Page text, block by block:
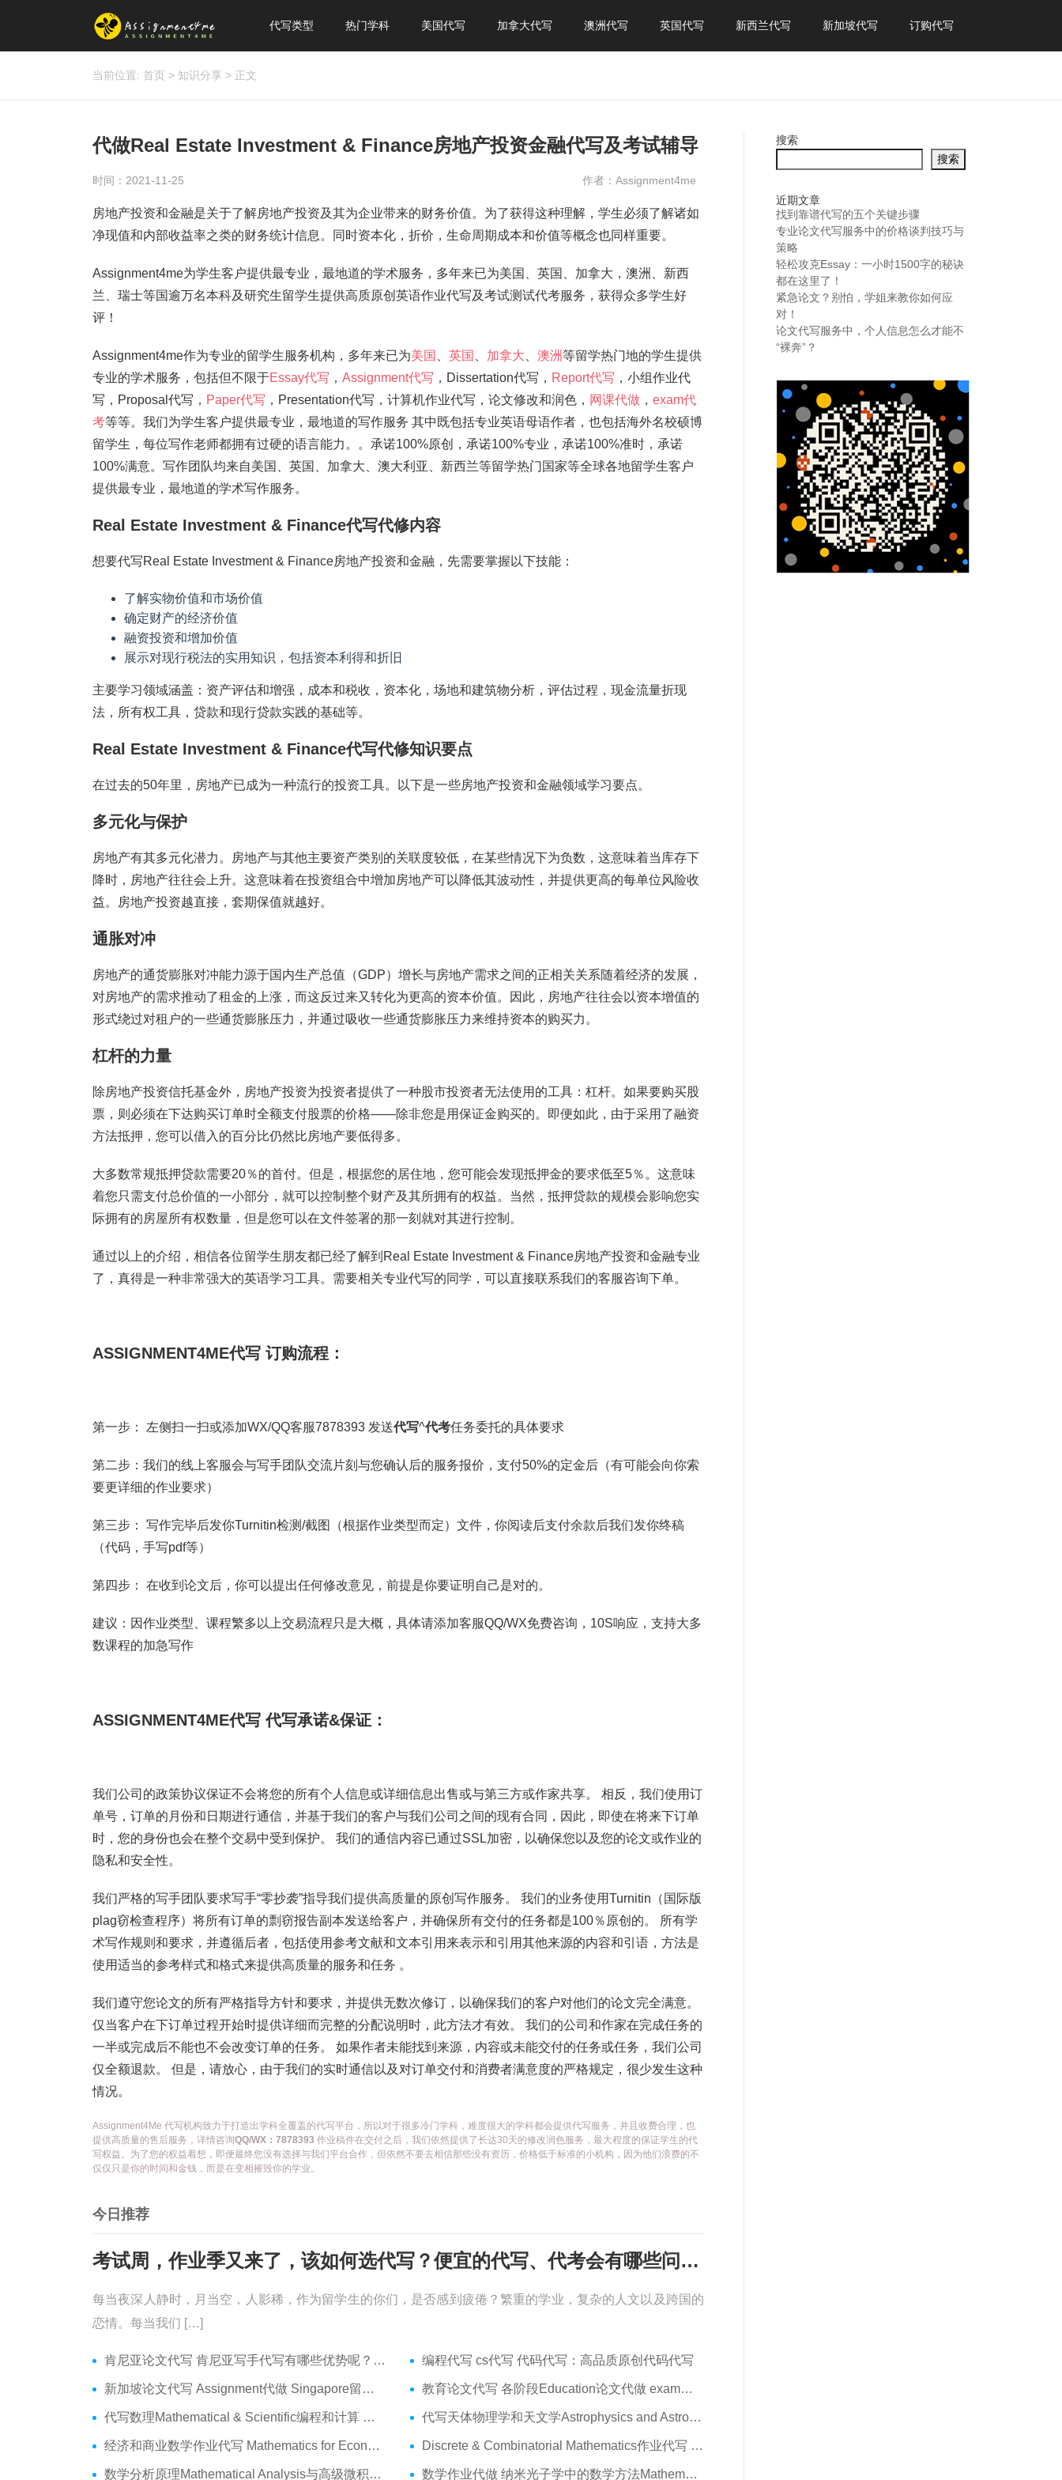
代写类型 热门学科 美国代写 加拿大代写 澳洲代写 英国代写 新西兰代写 新加坡代写 订购代写
当前位置: 首页 > 知识分享 > 正文
代做Real Estate Investment & Finance房地产投资金融代写及考试辅导
时间：2021-11-25 作者：Assignment4me
房地产投资和金融是关于了解房地产投资及其为企业带来的财务价值。为了获得这种理解，学生必须了解诸如
净现值和内部收益率之类的财务统计信息。同时资本化，折价，生命周期成本和价值等概念也同样重要。
Assignment4me为学生客户提供最专业，最地道的学术服务，多年来已为美国、英国、加拿大，澳洲、新西
兰、瑞士等国逾万名本科及研究生留学生提供高质原创英语作业代写及考试测试代考服务，获得众多学生好
评！
Assignment4me作为专业的留学生服务机构，多年来已为美国 英国 加拿大 澳洲等留学热门地的学生提供
专业的学术服务，包括但不限于Essay代写 ， Assignment代写 ，Dissertation代写， Report代写 ，小组作业代
写，Proposal代写， Paper代写 ，Presentation代写，计算机作业代写，论文修改和润色， 网课代做 ， exam代
考等等。我们为学生客户提供最专业，最地道的写作服务 其中既包括专业英语母语作者，也包括海外名校硕博
留学生，每位写作老师都拥有过硬的语言能力。。承诺100%原创，承诺100%专业，承诺100%准时，承诺
100%满意。写作团队均来自美国、英国、加拿大、澳大利亚、新西兰等留学热门国家等全球各地留学生客户
提供最专业，最地道的学术写作服务。
Real Estate Investment & Finance代写代修内容
想要代写Real Estate Investment & Finance房地产投资和金融，先需要掌握以下技能：
了解实物价值和市场价值
确定财产的经济价值
融资投资和增加价值
展示对现行税法的实用知识，包括资本利得和折旧
主要学习领域涵盖：资产评估和增强，成本和税收，资本化，场地和建筑物分析，评估过程，现金流量折现
法，所有权工具，贷款和现行贷款实践的基础等。
Real Estate Investment & Finance代写代修知识要点
在过去的50年里，房地产已成为一种流行的投资工具。以下是一些房地产投资和金融领域学习要点。
多元化与保护
房地产有其多元化潜力。房地产与其他主要资产类别的关联度较低，在某些情况下为负数，这意味着当库存下
降时，房地产往往会上升。这意味着在投资组合中增加房地产可以降低其波动性，并提供更高的每单位风险收
益。房地产投资越直接，套期保值就越好。
通胀对冲
房地产的通货膨胀对冲能力源于国内生产总值（GDP）增长与房地产需求之间的正相关关系随着经济的发展，
对房地产的需求推动了租金的上涨，而这反过来又转化为更高的资本价值。因此，房地产往往会以资本增值的
形式绕过对租户的一些通货膨胀压力，并通过吸收一些通货膨胀压力来维持资本的购买力。
杠杆的力量
除房地产投资信托基金外，房地产投资为投资者提供了一种股市投资者无法使用的工具：杠杆。如果要购买股
票，则必须在下达购买订单时全额支付股票的价格——除非您是用保证金购买的。即便如此，由于采用了融资
方法抵押，您可以借入的百分比仍然比房地产要低得多。
大多数常规抵押贷款需要20％的首付。但是，根据您的居住地，您可能会发现抵押金的要求低至5％。这意味
着您只需支付总价值的一小部分，就可以控制整个财产及其所拥有的权益。当然，抵押贷款的规模会影响您实
际拥有的房屋所有权数量，但是您可以在文件签署的那一刻就对其进行控制。
通过以上的介绍，相信各位留学生朋友都已经了解到Real Estate Investment & Finance房地产投资和金融专业
了，真得是一种非常强大的英语学习工具。需要相关专业代写的同学，可以直接联系我们的客服咨询下单。
ASSIGNMENT4ME代写 订购流程：
第一步： 左侧扫一扫或添加WX/QQ客服7878393 发送代写^代考任务委托的具体要求
第二步：我们的线上客服会与写手团队交流片刻与您确认后的服务报价，支付50%的定金后（有可能会向你索
要更详细的作业要求）
第三步： 写作完毕后发你Turnitin检测/截图（根据作业类型而定）文件，你阅读后支付余款后我们发你终稿
（代码，手写pdf等）
第四步： 在收到论文后，你可以提出任何修改意见，前提是你要证明自己是对的。
建议：因作业类型、课程繁多以上交易流程只是大概，具体请添加客服QQ/WX免费咨询，10S响应，支持大多
数课程的加急写作
ASSIGNMENT4ME代写代写承诺&保证：
我们公司的政策协议保证不会将您的所有个人信息或详细信息出售或与第三方或作家共享。 相反，我们使用订
单号，订单的月份和日期进行通信，并基于我们的客户与我们公司之间的现有合同，因此，即使在将来下订单
时，您的身份也会在整个交易中受到保护。 我们的通信内容已通过SSL加密，以确保您以及您的论文或作业的
隐私和安全性。
我们严格的写手团队要求写手“零抄袭”指导我们提供高质量的原创写作服务。 我们的业务使用Turnitin（国际版
plag窃检查程序）将所有订单的剽窃报告副本发送给客户，并确保所有交付的任务都是100％原创的。 所有学
术写作规则和要求，并遵循后者，包括使用参考文献和文本引用来表示和引用其他来源的内容和引语，方法是
使用适当的参考样式和格式来提供高质量的服务和任务 。
我们遵守您论文的所有严格指导方针和要求，并提供无数次修订，以确保我们的客户对他们的论文完全满意。
仅当客户在下订单过程开始时提供详细而完整的分配说明时，此方法才有效。 我们的公司和作家在完成任务的
一半或完成后不能也不会改变订单的任务。 如果作者未能找到来源，内容或未能交付的任务或任务，我们公司
仅全额退款。 但是，请放心，由于我们的实时通信以及对订单交付和消费者满意度的严格规定，很少发生这种
情况。
Assignment4Me 代写机构致力于打造出学科全覆盖的代写平台，所以对于很多冷门学科，难度很大的学科都会提供代写服务，并且收费合理，也
提供高质量的售后服务，详情咨询QQ/WX：7878393 作业稿件在交付之后，我们依然提供了长达30天的修改润色服务，最大程度的保证学生的代
写权益。为了您的权益着想，即便最终您没有选择与我们平台合作，但依然不要去相信那些没有资历，价格低于标准的小机构，因为他们浪费的不
仅仅只是你的时间和金钱，而是在变相摧毁你的学业。
今日推荐
考试周，作业季又来了，该如何选代写？便宜的代写、代考会有哪些问题？
每当夜深人静时，月当空，人影稀，作为留学生的你们，是否感到疲倦？繁重的学业，复杂的人文以及跨国的
恋情。每当我们 […]
肯尼亚论文代写 肯尼亚写手代写有哪些优势呢？价格便宜吗？ 编程代写 cs代写 代码代写：高品质原创代码代写
新加坡论文代写 Assignment代做 Singapore留学生论文代写服务 教育论文代写 各阶段Education论文代做 exam代考
代写数理Mathematical & Scientific编程和计算 数学编程作业代做 代写天体物理学和天文学Astrophysics and Astronomy 天文学Assignment代做
经济和商业数学作业代写 Mathematics for Economics Business代做Online exam代考 Discrete & Combinatorial Mathematics作业代写 代写离散 组合数学Assignment代做
数学分析原理Mathematical Analysis与高级微积分代写 Assignment代做 数学作业代做 纳米光子学中的数学方法Mathematical Methods代写
搜索
搜索
近期文章
找到靠谱代写的五个关键步骤
专业论文代写服务中的价格谈判技巧与
策略
轻松攻克Essay：一小时1500字的秘诀
都在这里了！
紧急论文？别怕，学姐来教你如何应
对！
论文代写服务中，个人信息怎么才能不
“裸奔”？